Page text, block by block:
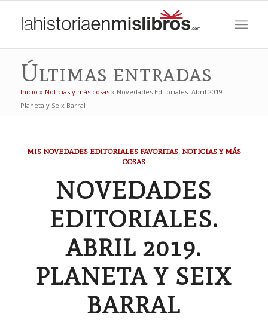
Últimas entradas
Inicio » Noticias y más cosas» Novedades Editoriales. Abril 2019.
Planeta y Seix Barral
MIS NOVEDADES EDITORIALES FAVORITAS, NOTICIAS Y MÁS
COSAS
NOVEDADES
EDITORIALES.
ABRIL 2019.
PLANETA Y SEIX
BARRAL